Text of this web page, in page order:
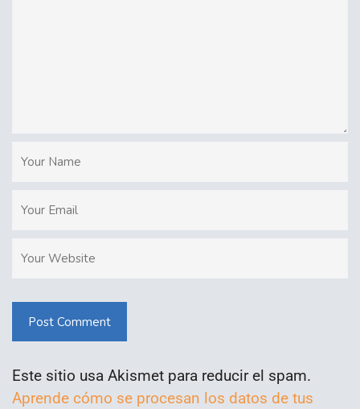
Post Comment
Este sitio usa Akismet para reducir el spam.
Aprende cómo se procesan los datos de tus